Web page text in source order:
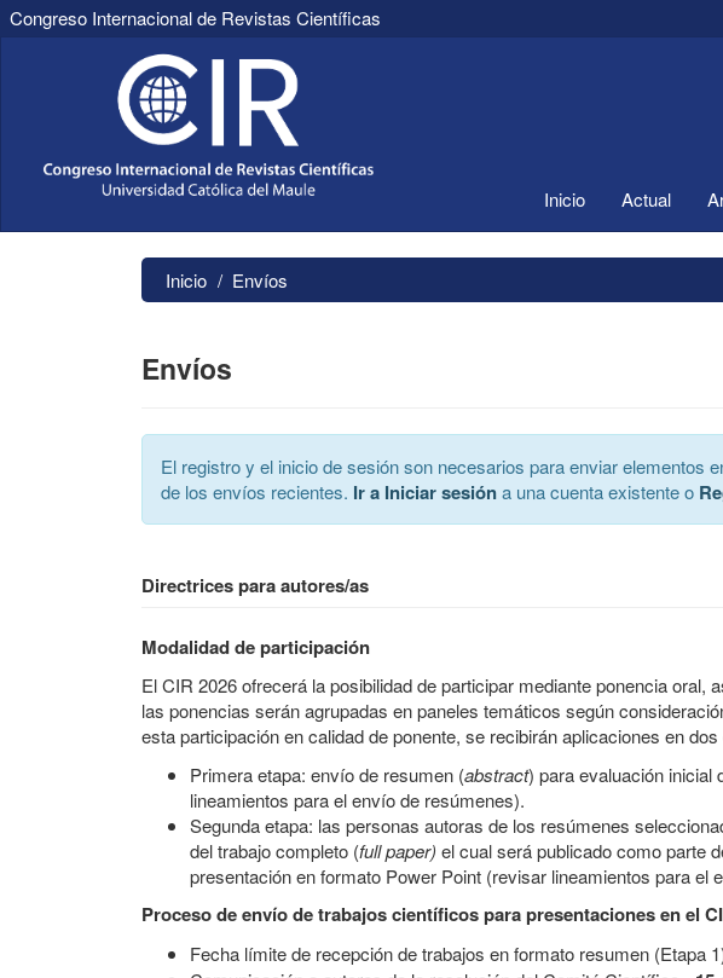
Congreso Internacional de Revistas Científicas
Contenido
lateral
Inicio Actual
Inicio Envíos
Envíos
El registro y el inicio de sesión son necesarios para enviar elementos
de los envíos recientes. Ir a Iniciar sesióna una cuenta existente o
Directrices para autores/as
Modalidad de participación
El CIR 2026 ofrecerá la posibilidad de participar mediante ponencia oral,
las ponencias serán agrupadas en paneles temáticos según
esta participación en calidad de ponente, se recibirán aplicaciones en dos
Primera etapa: envío de resumen (abstract) para evaluación inicial
lineamientos para el envío de resúmenes).
Segunda etapa: las personas autoras de los resúmenes
del trabajo completo (full paper) el cual será publicado como parte
presentación en formato Power Point (revisar lineamientos para el
Proceso de envío de trabajos científicos para presentaciones en el
Fecha límite de recepción de trabajos en formato resumen (Etapa